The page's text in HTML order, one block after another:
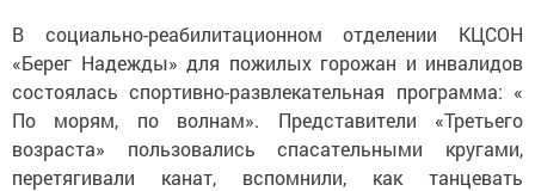
В социально-реабилитационном отделении КЦСОН
«Берег Надежды» для пожилых горожан и инвалидов
состоялась спортивно-развлекательная программа: «
По морям, по волнам». Представители «Третьего
возраста» пользовались спасательными кругами,
перетягивали канат, вспомнили, как танцевать